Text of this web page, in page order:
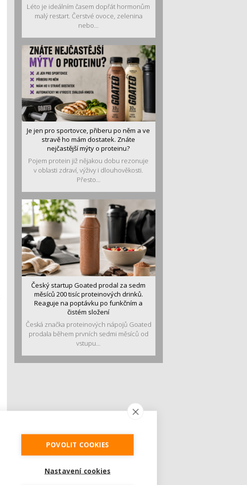
Léto je ideálním časem dopřát hormonům
malý restart. Čerstvé ovoce, zelenina
nebo...
Je jen pro sportovce, přiberu po něm a ve
stravě ho mám dostatek. Znáte
nejčastější mýty o proteinu?
Pojem protein již nějakou dobu rezonuje
v oblasti zdraví, výživy i dlouhověkosti.
Přesto...
Český startup Goated prodal za sedm
měsíců 200 tisíc proteinových drinků.
Reaguje na poptávku po funkčním a
čistém složení
Česká značka proteinových nápojů Goated
prodala během prvních sedmi měsíců od
vstupu...
POVOLIT COOKIES
Nastavení cookies